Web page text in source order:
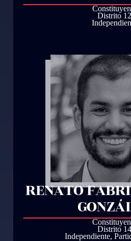
Distrito 12
RENATO
Distrito 14
Independiente,